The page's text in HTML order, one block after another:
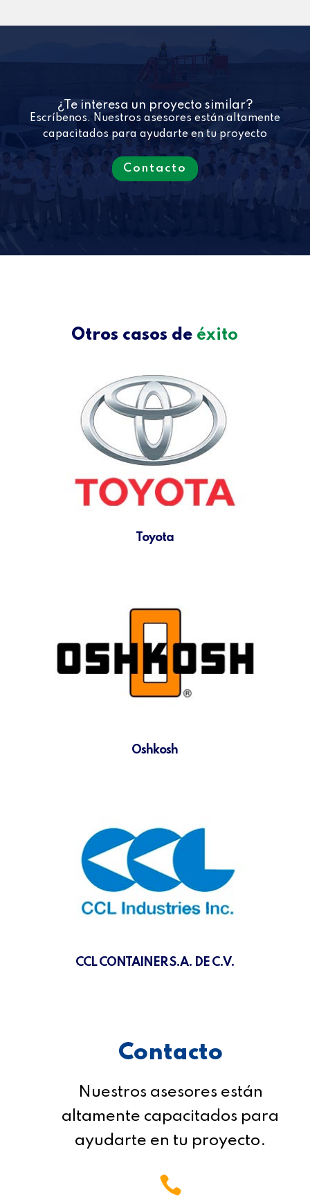
¿Te interesa un proyecto similar?
Escríbenos. Nuestros asesores están altamente
capacitados para ayudarte en tu proyecto
Contacto
Otros casos de éxito
Toyota
Oshkosh
CCL CONTAINER S.A. DE C.V.
Contacto
Nuestros asesores están
altamente capacitados para
ayudarte en tu proyecto.
